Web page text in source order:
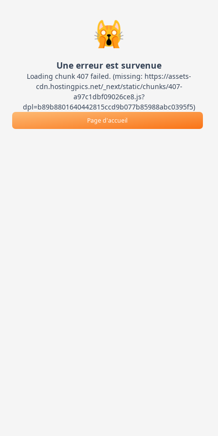
🙀
Une erreur est survenue
Loading chunk 407 failed. (missing: https://assets-
cdn.hostingpics.net/_next/static/chunks/407-
a97c1dbf09026ce8.js?
dpl=b89b8801640442815ccd9b077b85988abc0395f5)
Page d'accueil